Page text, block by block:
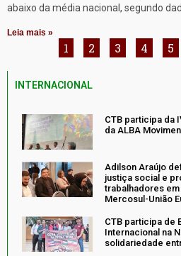
abaixo da média nacional, segundo
Leia mais »
1 2 3 4 5
INTERNACIONAL
CTB participa da
da ALBA
Adilson Araújo
justiça social e
trabalhadores
Mercosul-União
CTB participa de
Internacional na
solidariedade